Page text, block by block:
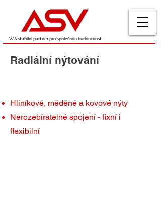
Váš stabilní partner pro společnou budoucnost
Radiální nýtování
Hliníkové, měděné a kovové nýty
Nerozebíratelné spojení - fixní i
flexibilní